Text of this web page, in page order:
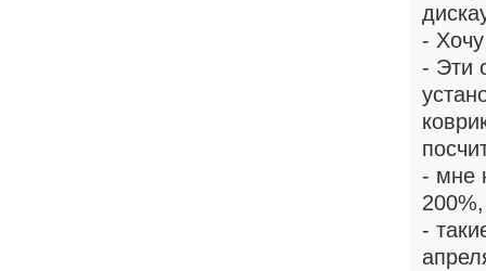
-
- Эти
- мне
-